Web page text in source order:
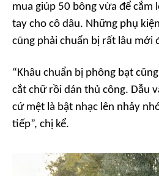
mua giúp 50 bông vừa để cắm
tay cho cô dâu. Những phụ
cũng phải chuẩn bị rất lâu mới
“Khâu chuẩn bị phông bạt
cắt chữ rồi dán thủ công. Dẫu
cứ mệt là bật nhạc lên nhảy
tiếp”, chị kể.